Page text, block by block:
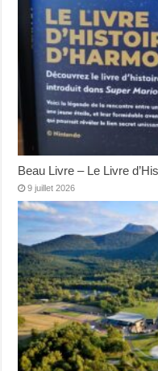
Beau Livre – Le Livre
9 juillet 2026